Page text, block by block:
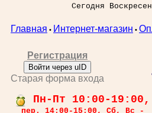
Сегодня
Главная • Интернет-магазин •
Регистрация
Войти через uID
Старая форма входа
Пн-Пт 10:00-19:00,
пер. 14:00-15:00, Сб, Вс -